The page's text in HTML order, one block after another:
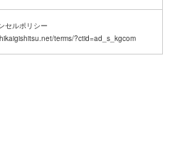
セルポリシー